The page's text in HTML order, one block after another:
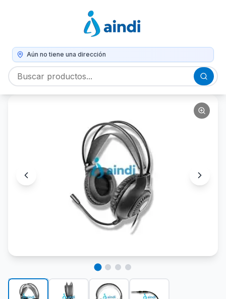
Aún no tiene una dirección